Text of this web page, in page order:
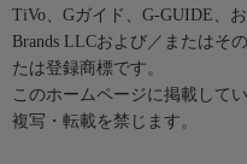
TiVo、Gガイド、G-GUIDE、
Brands LLCおよび／またはそ
たは登録商標です。
このホームページに掲載して
複写・転載を禁じます。